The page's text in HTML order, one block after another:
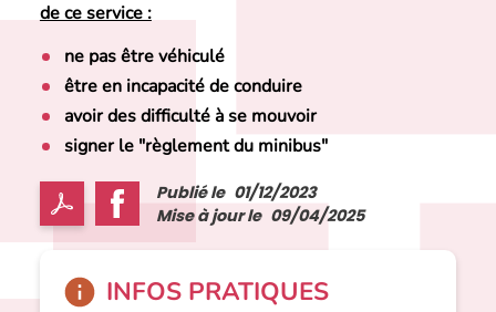
de ce service :
ne pas être véhiculé
être en incapacité de conduire
avoir des difficulté à se mouvoir
signer le "règlement du minibus"
Publié le 01/12/2023
Mise à jour le 09/04/2025
INFOS PRATIQUES